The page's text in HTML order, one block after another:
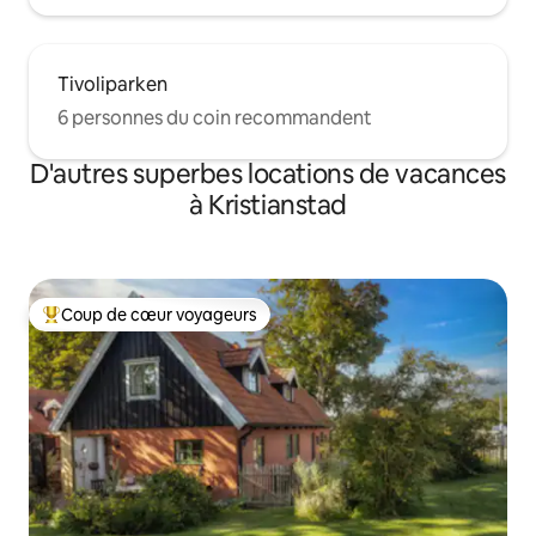
Tivoliparken
6 personnes du coin recommandent
D'autres superbes locations de vacances
à Kristianstad
Coup de cœur voyageurs parmi les plus aimés
Coup de cœur voyageurs